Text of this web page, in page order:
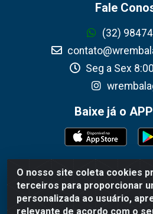
O nosso site coleta cookies
terceiros para proporcionar
personalizada ao usuário,
relevante de acordo com o
Fale
(32)
Seg a Sex
Baixe já o
WR Embalagens - R. Cel. Teodoro
Grogotó - Barbacena / MG -
02.692.206/